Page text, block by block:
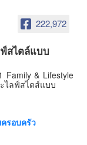
222,972
สไตล์แบบ
Family & Lifestyle
ไลฟ์สไตส์แบบ
รอบครัว